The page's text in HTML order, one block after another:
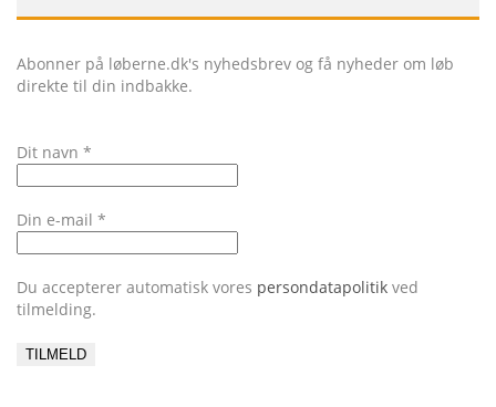
Abonner på løberne.dk's nyhedsbrev og få nyheder om løb
direkte til din indbakke.
Dit navn *
Din e-mail *
Du accepterer automatisk vores persondatapolitik ved
tilmelding.